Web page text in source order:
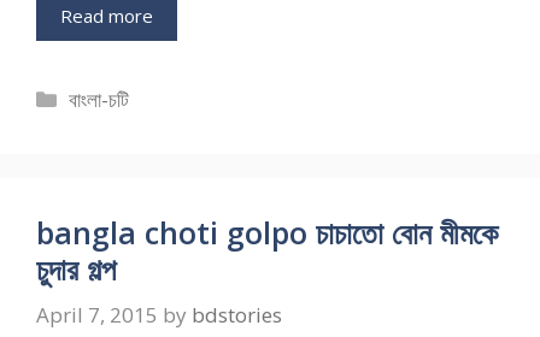
Read more
Categories
বাংলা-চটি
bangla choti golpo চাচাতো বোন মীমকে
চুদার গল্প
April 7, 2015 by bdstories